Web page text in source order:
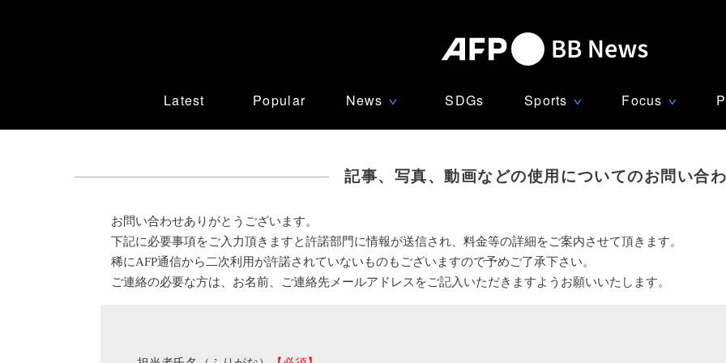
Latest Popular News ∨ SDGs Sports ∨ Focus ∨
記事、写真、動画などの使用についてのお問い合
お問い合わせありがとうございます。
下記に必要事項をご入力頂きますと許諾部門に情報が送信され、料金等の詳細をご案内させて頂きます。
稀にAFP通信から二次利用が許諾されていないものもございますので予めご了承下さい。
ご連絡の必要な方は、お名前、ご連絡先メールアドレスをご記入いただきますようお願いいたします。